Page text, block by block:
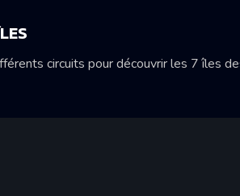
circuits pour découvrir les 7 îles